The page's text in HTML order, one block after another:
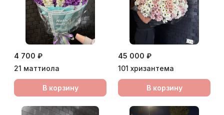
4 700 ₽
21 маттиола
В корзину
45 000 ₽
101 хризантема
В корзину